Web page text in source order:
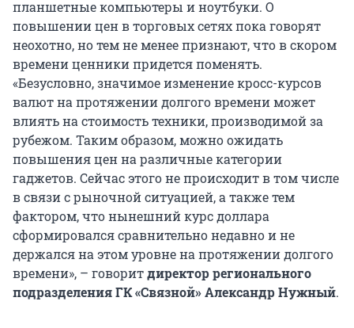
планшетные компьютеры и ноутбуки. О
повышении цен в торговых сетях пока говорят
неохотно, но тем не менее признают, что в скором
времени ценники придется поменять.
«Безусловно, значимое изменение кросс-курсов
валют на протяжении долгого времени может
влиять на стоимость техники, производимой за
рубежом. Таким образом, можно ожидать
повышения цен на различные категории
гаджетов. Сейчас этого не происходит в том числе
в связи с рыночной ситуацией, а также тем
фактором, что нынешний курс доллара
сформировался сравнительно недавно и не
держался на этом уровне на протяжении долгого
времени», – говоритдиректор регионального
подразделения ГК «Связной» Александр Нужный.